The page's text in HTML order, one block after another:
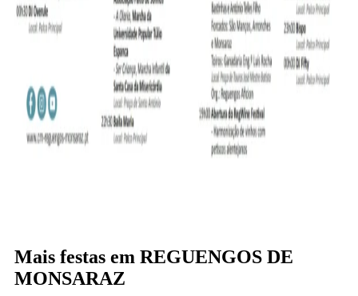
Mais festas em REGUENGOS DE
MONSARAZ